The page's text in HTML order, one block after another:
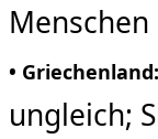
Menschen
• Griechenland:
ungleich;